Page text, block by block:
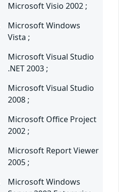
Microsoft Visio 2002 ;
Microsoft Windows
Vista ;
Microsoft Visual Studio
.NET 2003 ;
Microsoft Visual Studio
2008 ;
Microsoft Office Project
2002 ;
Microsoft Report Viewer
2005 ;
Microsoft Windows